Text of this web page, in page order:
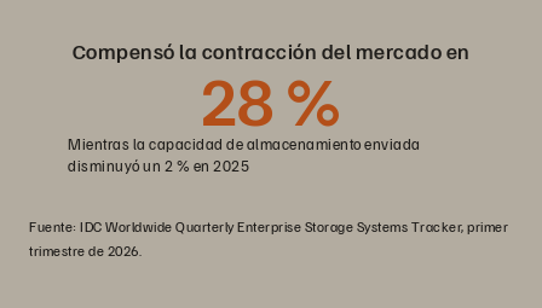
Compensó la contracción del mercado en
28%
Mientras la capacidad de almacenamiento enviada
disminuyó un 2 % en 2025
Fuente: IDC Worldwide Quarterly Enterprise Storage Systems Tracker, primer
trimestre de 2026.